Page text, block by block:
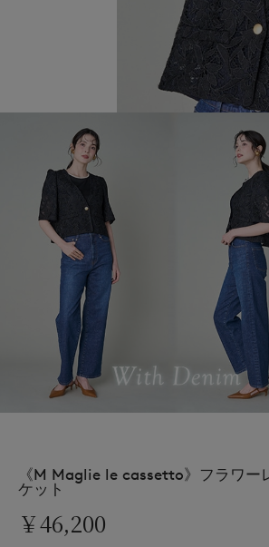
《M Maglie le cassetto》フラワー
ケット
￥46,200